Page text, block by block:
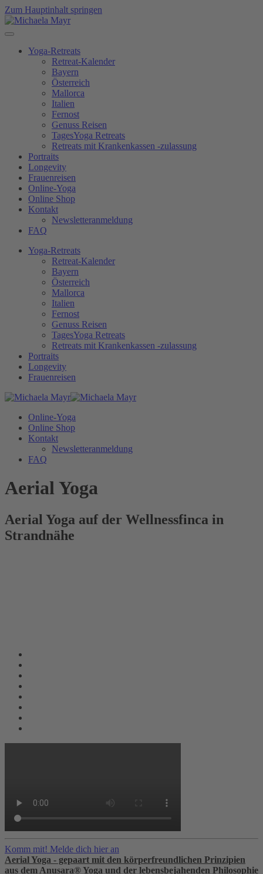
Zum Hauptinhalt springen
Yoga-Retreats
Retreat-Kalender
Bayern
Österreich
Mallorca
Italien
Fernost
Genuss Reisen
TagesYoga Retreats
Retreats mit Krankenkassen -zulassung
Portraits
Longevity
Frauenreisen
Online-Yoga
Online Shop
Kontakt
Newsletteranmeldung
FAQ
Yoga-Retreats
Retreat-Kalender
Bayern
Österreich
Mallorca
Italien
Fernost
Genuss Reisen
TagesYoga Retreats
Retreats mit Krankenkassen -zulassung
Portraits
Longevity
Frauenreisen
Online-Yoga
Online Shop
Kontakt
Newsletteranmeldung
FAQ
Aerial Yoga
Aerial Yoga auf der Wellnessfinca in
Strandnähe
Komm mit! Melde dich hier an
Aerial Yoga - gepaart mit den körperfreundlichen Prinzipien
aus dem Anusara® Yoga und der lebensbejahenden Philosophie